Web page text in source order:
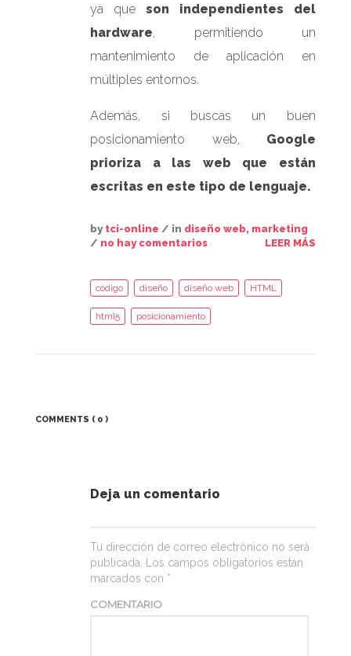
ya que son independientes del
hardware , permitiendo un
mantenimiento de aplicación en
múltiples entornos.
Además, si buscas un buen
posicionamiento web, Google
prioriza a las web que están
escritas en este tipo de lenguaje.
by tci-online / in diseño web, marketing
/ no hay comentarios LEER MÁS
código diseño diseño web HTML
html5 posicionamiento
COMMENTS ( 0 )
Deja un comentario
Tu dirección de correo electrónico no será
publicada.
Los campos obligatorios están
marcados con *
COMENTARIO